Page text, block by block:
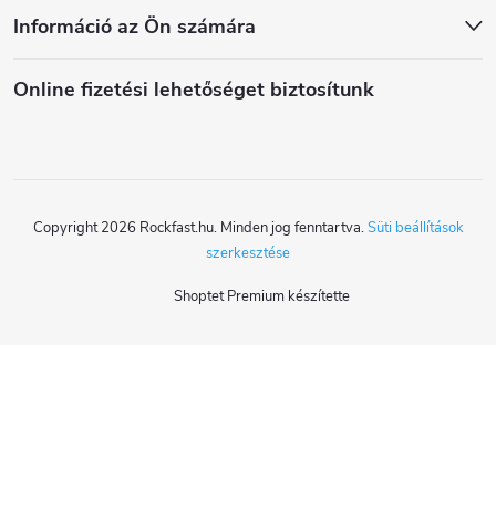
é
Információ az Ön számára
Online fizetési lehetőséget biztosítunk
Shoptet Premium készítette
Copyright 2026 Rockfast.hu. Minden jog fenntartva.Süti beállítások
szerkesztése